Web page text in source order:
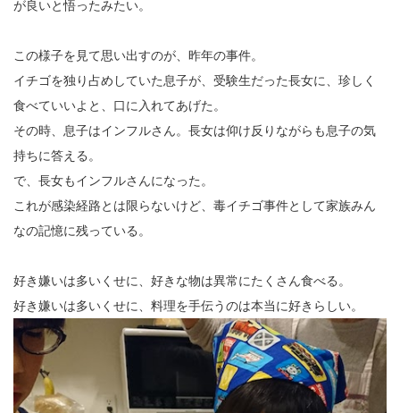
が良いと悟ったみたい。
この様子を見て思い出すのが、昨年の事件。
イチゴを独り占めしていた息子が、受験生だった長女に、珍しく
食べていいよと、口に入れてあげた。
その時、息子はインフルさん。長女は仰け反りながらも息子の気
持ちに答える。
で、長女もインフルさんになった。
これが感染経路とは限らないけど、毒イチゴ事件として家族みん
なの記憶に残っている。
好き嫌いは多いくせに、好きな物は異常にたくさん食べる。
好き嫌いは多いくせに、料理を手伝うのは本当に好きらしい。